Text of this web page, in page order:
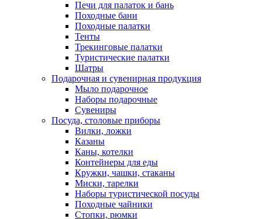
Печи для палаток и бань
Походные бани
Походные палатки
Тенты
Трекинговые палатки
Туристические палатки
Шатры
Подарочная и сувенирная продукция
Мыло подарочное
Наборы подарочные
Сувениры
Посуда, столовые приборы
Вилки, ложки
Казаны
Каны, котелки
Контейнеры для еды
Кружки, чашки, стаканы
Миски, тарелки
Наборы туристической посуды
Походные чайники
Стопки, рюмки